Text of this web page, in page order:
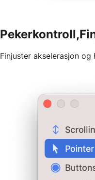
Pekerkontroll,
Finjuster akselerasjon